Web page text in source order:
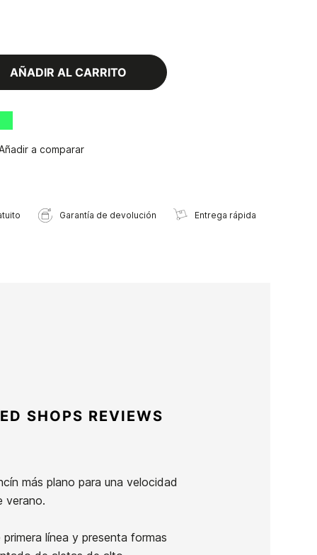
AÑADIR AL CARRITO
a comparar
Garantía de devolución Entrega rápida
SHOPS REVIEWS
más plano para una velocidad
verano.
línea y presenta formas